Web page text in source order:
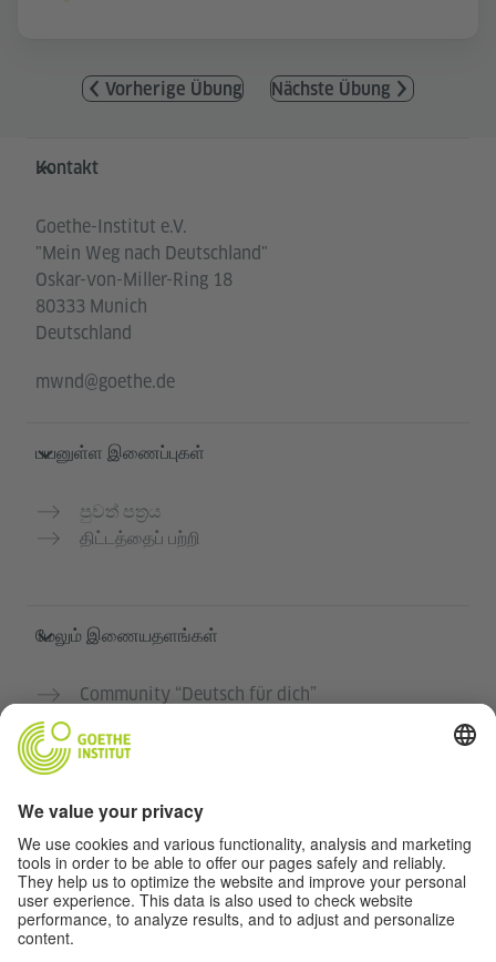
Vorherige Übung Nächste Übung
Service- und Informationsbereich
Kontakt
Goethe-Institut e.V.
"Mein Weg nach Deutschland"
Oskar-von-Miller-Ring 18
80333 Munich
Deutschland
mwnd@goethe.de
பயனுள்ள இணைப்புகள்
පුවත් පත්‍රය
திட்டத்தைப் பற்றி
மேலும் இணையதளங்கள்
Community “Deutsch für dich”
கோய்த் இன்ஸ்டிடியூட்டின் ஜெர்மன் பாடநெறிகள்
தனியுரிமை மற்றும் அணுகல் வசதி
தனியுரிமை அமைப்புகள்